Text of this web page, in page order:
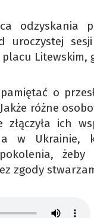
odzyskania
uroczystej
Litewskim,
o
różne
ich
w
pokolenia,
zgody